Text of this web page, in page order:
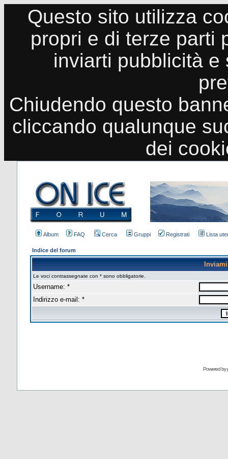
Questo sito utilizza
propri e di terze parti
inviarti pubblicità
Chiudendo questo
cliccando qualunque
dei
Album FAQ Cerca Gruppi Registrati Lista
Indice del forum
Le voci contrassegnate con * sono obbligatorie.
Username: *
Indirizzo e-mail: *
Powered by